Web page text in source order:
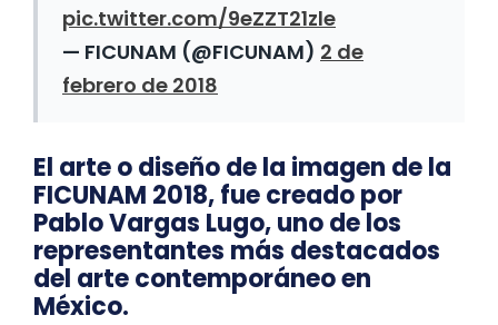
pic.twitter.com/9eZZT21zle
— FICUNAM (@FICUNAM) 2 de
febrero de 2018
El arte o diseño de la imagen de la
FICUNAM 2018, fue creado por
Pablo Vargas Lugo, uno de los
representantes más destacados
del arte contemporáneo en
México.